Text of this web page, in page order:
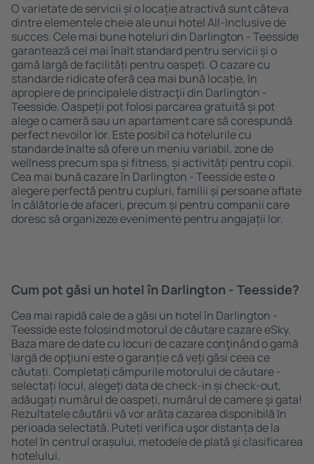
O varietate de servicii și o locație atractivă sunt câteva
dintre elementele cheie ale unui hotel All-Inclusive de
succes. Cele mai bune hoteluri din Darlington - Teesside
garantează cel mai înalt standard pentru servicii și o
gamă largă de facilități pentru oaspeți. O cazare cu
standarde ridicate oferă cea mai bună locație, ȋn
apropiere de principalele distracţii din Darlington -
Teesside. Oaspeții pot folosi parcarea gratuită și pot
alege o cameră sau un apartament care să corespundă
perfect nevoilor lor. Este posibil ca hotelurile cu
standarde ȋnalte să ofere un meniu variabil, zone de
wellness precum spa și fitness, și activități pentru copii.
Cea mai bună cazare în Darlington - Teesside este o
alegere perfectă pentru cupluri, familii și persoane aflate
în călătorie de afaceri, precum și pentru companii care
doresc să organizeze evenimente pentru angajații lor.
Cum pot găsi un hotel în Darlington - Teesside?
Cea mai rapidă cale de a găsi un hotel în Darlington -
Teesside este folosind motorul de căutare cazare eSky.
Baza mare de date cu locuri de cazare conţinând o gamă
largă de opţiuni este o garanție că veți găsi ceea ce
căutați. Completați câmpurile motorului de căutare -
selectați locul, alegeți data de check-in și check-out,
adăugați numărul de oaspeți, numărul de camere şi gata!
Rezultatele căutării vă vor arăta cazarea disponibilă ȋn
perioada selectată. Puteți verifica uşor distanța de la
hotel ȋn centrul orașului, metodele de plată și clasificarea
hotelului.